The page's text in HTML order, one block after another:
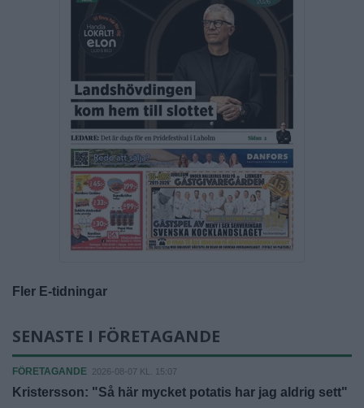
Fler E-tidningar
SENASTE I FÖRETAGANDE
FÖRETAGANDE 2026-08-07 KL. 15:07
Kristersson: "Så här mycket potatis har jag aldrig sett"